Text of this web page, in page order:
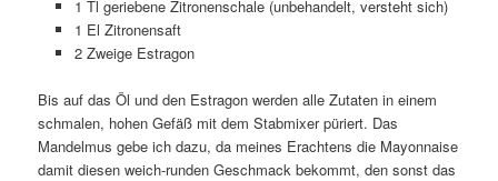
1 Tl geriebene Zitronenschale (unbehandelt, versteht sich)
1 El Zitronensaft
2 Zweige Estragon
Bis auf das Öl und den Estragon werden alle Zutaten in einem
schmalen, hohen Gefäß mit dem Stabmixer püriert. Das
Mandelmus gebe ich dazu, da meines Erachtens die Mayonnaise
damit diesen weich-runden Geschmack bekommt, den sonst das